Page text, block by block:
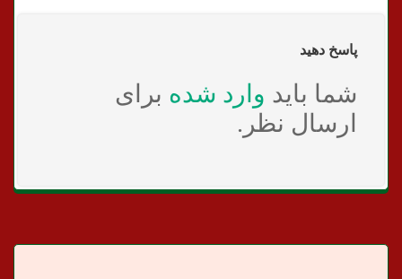
پاسخ دهید
شما باید وارد شده برای
ارسال نظر.